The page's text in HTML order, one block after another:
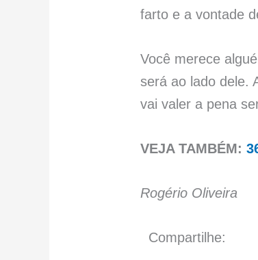
farto e a vontade
Você merece
será ao lado dele.
vai valer a pena
VEJA TAMBÉM:
Rogério Oliveira
Compartilhe: